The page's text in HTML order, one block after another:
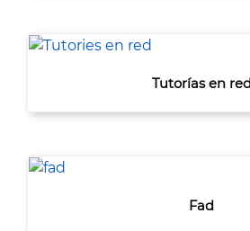
Tutorías en red
Fad